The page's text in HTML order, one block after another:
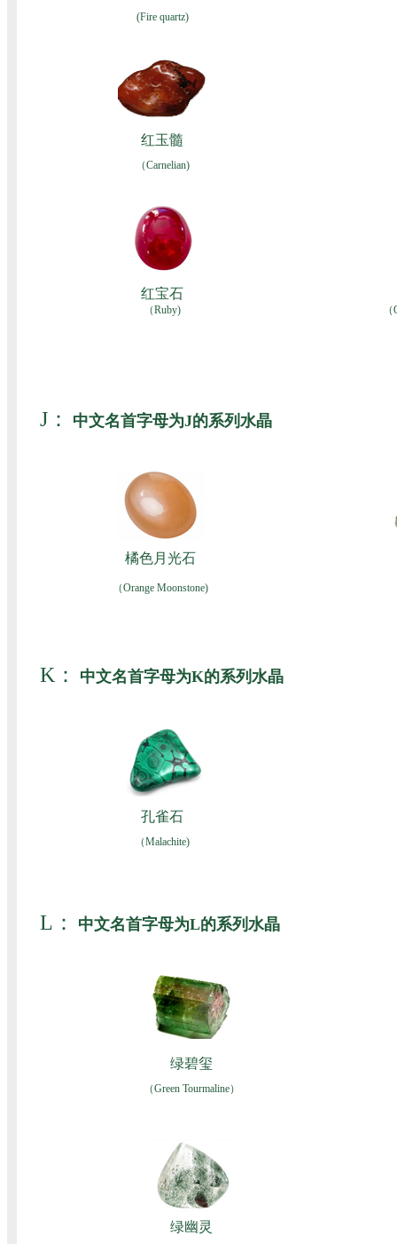
(Fire quartz)
红玉髓
（Carnelian)
红宝石
（Ruby)
J： 中文名首字母为J的系列水晶
橘色月光石
（Orange Moonstone)
K： 中文名首字母为K的系列水晶
孔雀石
（Malachite)
L： 中文名首字母为L的系列水晶
绿碧玺
（Green Tourmaline）
绿幽灵